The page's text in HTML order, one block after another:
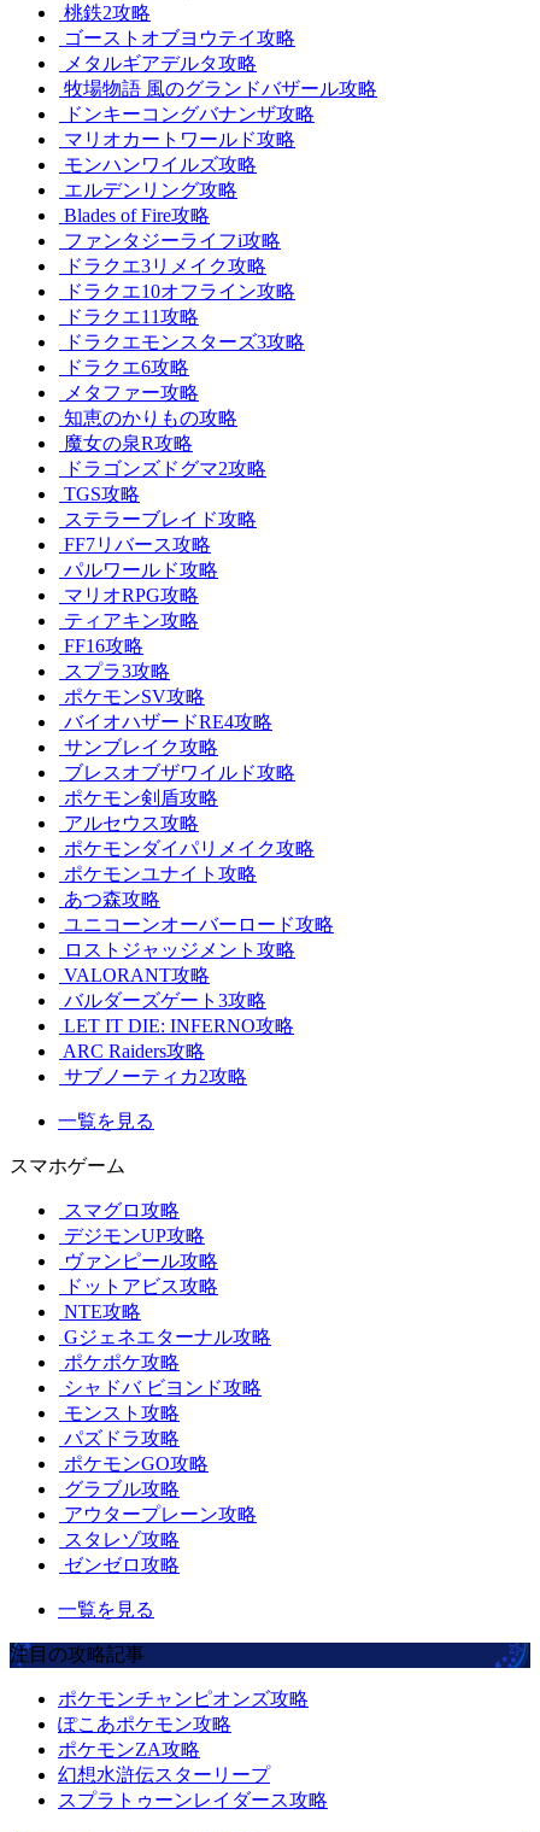
桃鉄2攻略
ゴーストオブヨウテイ攻略
メタルギアデルタ攻略
牧場物語 風のグランドバザール攻略
ドンキーコングバナンザ攻略
マリオカートワールド攻略
モンハンワイルズ攻略
エルデンリング攻略
Blades of Fire攻略
ファンタジーライフi攻略
ドラクエ3リメイク攻略
ドラクエ10オフライン攻略
ドラクエ11攻略
ドラクエモンスターズ3攻略
ドラクエ6攻略
メタファー攻略
知恵のかりもの攻略
魔女の泉R攻略
ドラゴンズドグマ2攻略
TGS攻略
ステラーブレイド攻略
FF7リバース攻略
パルワールド攻略
マリオRPG攻略
ティアキン攻略
FF16攻略
スプラ3攻略
ポケモンSV攻略
バイオハザードRE4攻略
サンブレイク攻略
ブレスオブザワイルド攻略
ポケモン剣盾攻略
アルセウス攻略
ポケモンダイパリメイク攻略
ポケモンユナイト攻略
あつ森攻略
ユニコーンオーバーロード攻略
ロストジャッジメント攻略
VALORANT攻略
バルダーズゲート3攻略
LET IT DIE: INFERNO攻略
ARC Raiders攻略
サブノーティカ2攻略
一覧を見る
スマホゲーム
スマグロ攻略
デジモンUP攻略
ヴァンピール攻略
ドットアビス攻略
NTE攻略
Gジェネエターナル攻略
ポケポケ攻略
シャドバ ビヨンド攻略
モンスト攻略
パズドラ攻略
ポケモンGO攻略
グラブル攻略
アウタープレーン攻略
スタレゾ攻略
ゼンゼロ攻略
一覧を見る
注目の攻略記事
ポケモンチャンピオンズ攻略
ぽこあポケモン攻略
ポケモンZA攻略
幻想水滸伝スターリープ
スプラトゥーンレイダース攻略